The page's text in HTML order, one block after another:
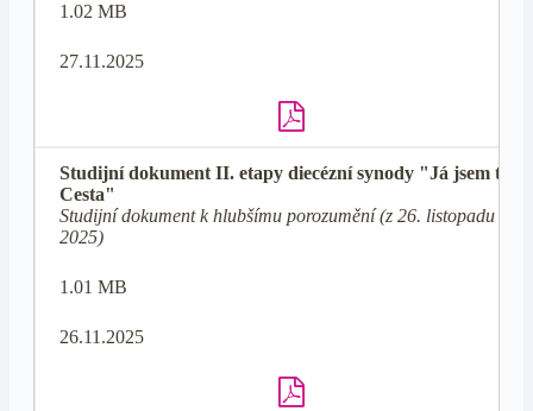
1.02 MB
27.11.2025
Studijní dokument II. etapy diecézní synody "Já jsem ta
Cesta"
Studijní dokument k hlubšímu porozumění (z 26. listopadu
2025)
1.01 MB
26.11.2025